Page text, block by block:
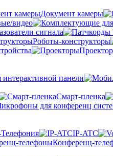
Документ камеры
видео
сигнала
Роботы-конструкторы
панели
Cмарт-пленка
IP-ATC
Конференц-